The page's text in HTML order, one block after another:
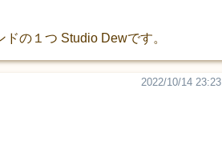
の１つ Studio Dewです。
2022/10/14 23:23